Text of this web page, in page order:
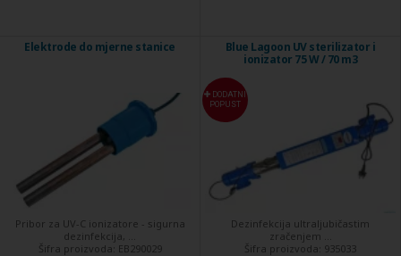
Elektrode do mjerne stanice
Pribor za UV-C ionizatore - sigurna
dezinfekcija, ...
Šifra proizvoda: EB290029
Blue Lagoon UV sterilizator i
ionizator 75 W / 70 m3
DODATNI
POPUST
Dezinfekcija ultraljubičastim
zračenjem ...
Šifra proizvoda: 935033